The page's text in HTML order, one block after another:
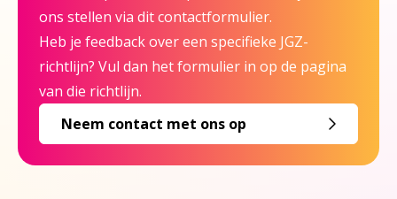
ons stellen via dit contactformulier.
Heb je feedback over een specifieke JGZ-
richtlijn? Vul dan het formulier in op de pagina
van die richtlijn.
Neem contact met ons op